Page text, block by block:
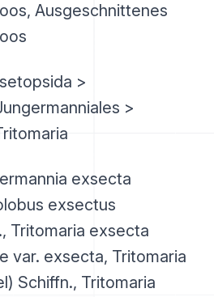
Ausgeschnittenes
>
>
exsecta
exsectus
Tritomaria exsecta
var. exsecta, Tritomaria
Schiffn., Tritomaria